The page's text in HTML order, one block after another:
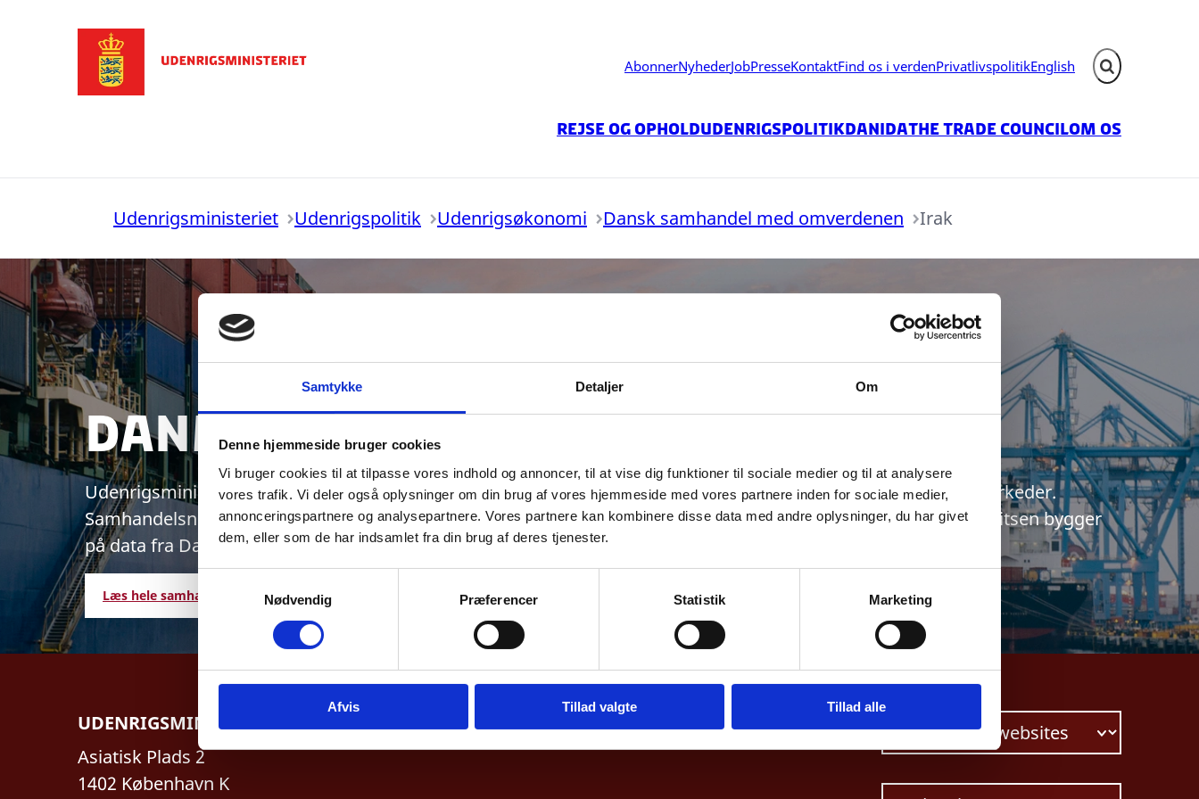
Samtykke Detaljer Om
Denne hjemmeside bruger cookies
Vi bruger cookies til at tilpasse vores indhold og annoncer, til at vise dig funktioner til sociale medier og til at analysere
vores trafik. Vi deler også oplysninger om din brug af vores hjemmeside med vores partnere inden for sociale medier,
annonceringspartnere og analysepartnere. Vores partnere kan kombinere disse data med andre oplysninger, du har givet
dem, eller som de har indsamlet fra din brug af deres tjenester.
S
a
m
e
v
l
Nødvendig Præferencer Statistik Marketing
Afvis Tillad valgte Tillad alle
AbonnerNyhederJobPresseKontaktFind os i verdenPrivatlivspolitikEnglish Fold søgefelt ud
Rejse og opholdUdenrigspolitikDanidaThe Trade CouncilOm os
Udenrigsministeriet Udenrigspolitik Udenrigsøkonomi Dansk samhandel med omverdenen Irak
Danmarks samhandel med Irak
Udenrigsministeriet udarbejder aktuelle oversigter over dansk samhandel med Danmarks vigtigste eksportmarkeder.
Samhandelsnotitsen giver et aktuelt billede af Danmarks eks –og import samt direkte investeringer til Irak. Notitsen bygger
på data fra Danmarks Statistik og Nationalbanken.
Læs hele samhandelsnotitsen her
UDENRIGSMINISTERIET
Asiatisk Plads 2
1402 København K